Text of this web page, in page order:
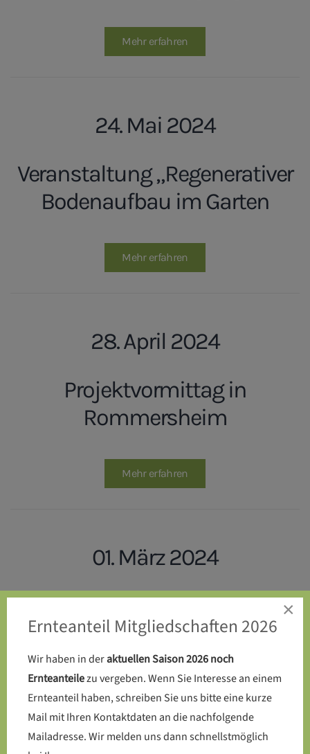
Mehr erfahren
24. Mai 2024
Veranstaltung „Regenerativer
Bodenaufbau im Garten
Mehr erfahren
28. April 2024
Projektvormittag in
Rommersheim
Mehr erfahren
01. März 2024
Endlich: Die Kompost-Toilette
wird auf dem SoLaWi-Acker
errichtet
Mehr erfahren
×
Ernteanteil Mitgliedschaften 2026
Wir haben in deraktuellen Saison 2026 noch
Ernteanteilezu vergeben. Wenn Sie Interesse an einem
Ernteanteil haben, schreiben Sie uns bitte eine kurze
Mail mit Ihren Kontaktdaten an die nachfolgende
Mailadresse. Wir melden uns dann schnellstmöglich